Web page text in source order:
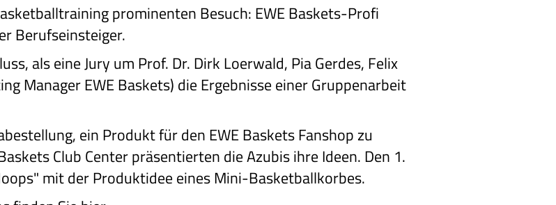
prominenten Besuch: EWE Baskets-Profi
Berufseinsteiger.
als eine Jury um Prof. Dr. Dirk Loerwald, Pia Gerdes, Felix
Manager EWE Baskets) die Ergebnisse einer Gruppenarbeit
ein Produkt für den EWE Baskets Fanshop zu
Club Center präsentierten die Azubis ihre Ideen. Den 1.
mit der Produktidee eines Mini-Basketballkorbes.